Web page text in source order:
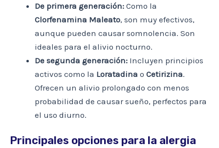
De primera generación: Como la
Clorfenamina Maleato, son muy efectivos,
aunque pueden causar somnolencia. Son
ideales para el alivio nocturno.
De segunda generación: Incluyen principios
activos como la Loratadina o Cetirizina.
Ofrecen un alivio prolongado con menos
probabilidad de causar sueño, perfectos para
el uso diurno.
Principales opciones para la alergia